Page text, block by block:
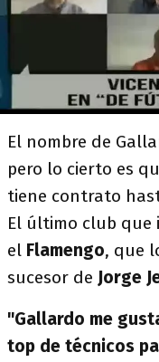
El nombre de
pero lo cierto es
tiene contrato
El último club
el Flamengo, que
sucesor de Jorge
"Gallardo me
top de técnicos